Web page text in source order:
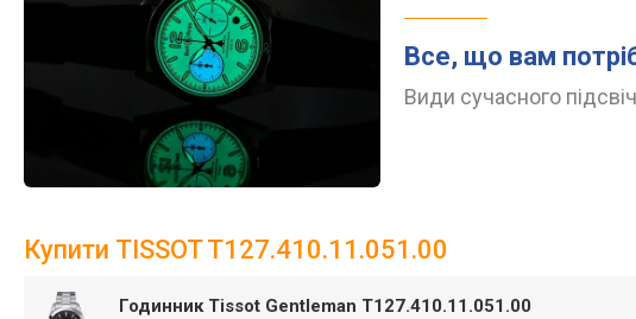
Все, що вам
Види сучасного
Купити TISSOT T127.410.11.051.00
Годинник Tissot Gentleman T127.410.11.051.00